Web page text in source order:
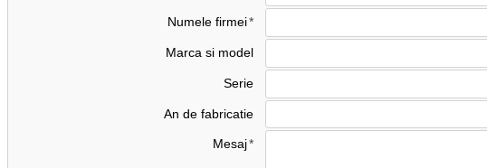
Numele firmei
Marca si model
Serie
An de fabricatie
Mesaj